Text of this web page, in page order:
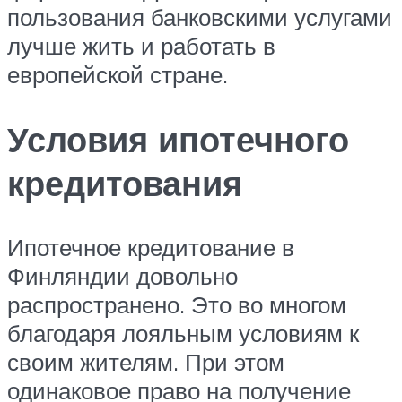
пользования банковскими услугами
лучше жить и работать в
европейской стране.
Условия ипотечного
кредитования
Ипотечное кредитование в
Финляндии довольно
распространено. Это во многом
благодаря лояльным условиям к
своим жителям. При этом
одинаковое право на получение